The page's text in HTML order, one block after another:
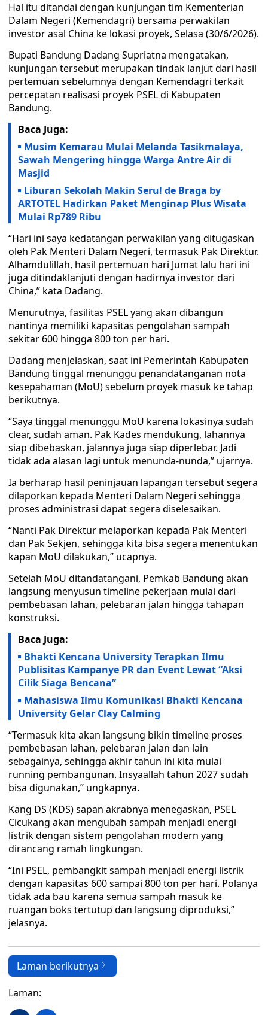
Hal itu ditandai dengan kunjungan tim Kementerian
Dalam Negeri (Kemendagri) bersama perwakilan
investor asal China ke lokasi proyek, Selasa (30/6/2026).
Bupati Bandung Dadang Supriatna mengatakan,
kunjungan tersebut merupakan tindak lanjut dari hasil
pertemuan sebelumnya dengan Kemendagri terkait
percepatan realisasi proyek PSEL di Kabupaten
Bandung.
Baca Juga:
Musim Kemarau Mulai Melanda Tasikmalaya,
Sawah Mengering hingga Warga Antre Air di
Masjid
Liburan Sekolah Makin Seru! de Braga by
ARTOTEL Hadirkan Paket Menginap Plus Wisata
Mulai Rp789 Ribu
“Hari ini saya kedatangan perwakilan yang ditugaskan
oleh Pak Menteri Dalam Negeri, termasuk Pak Direktur.
Alhamdulillah, hasil pertemuan hari Jumat lalu hari ini
juga ditindaklanjuti dengan hadirnya investor dari
China,” kata Dadang.
Menurutnya, fasilitas PSEL yang akan dibangun
nantinya memiliki kapasitas pengolahan sampah
sekitar 600 hingga 800 ton per hari.
Dadang menjelaskan, saat ini Pemerintah Kabupaten
Bandung tinggal menunggu penandatanganan nota
kesepahaman (MoU) sebelum proyek masuk ke tahap
berikutnya.
“Saya tinggal menunggu MoU karena lokasinya sudah
clear, sudah aman. Pak Kades mendukung, lahannya
siap dibebaskan, jalannya juga siap diperlebar. Jadi
tidak ada alasan lagi untuk menunda-nunda,” ujarnya.
Ia berharap hasil peninjauan lapangan tersebut segera
dilaporkan kepada Menteri Dalam Negeri sehingga
proses administrasi dapat segera diselesaikan.
“Nanti Pak Direktur melaporkan kepada Pak Menteri
dan Pak Sekjen, sehingga kita bisa segera menentukan
kapan MoU dilakukan,” ucapnya.
Setelah MoU ditandatangani, Pemkab Bandung akan
langsung menyusun timeline pekerjaan mulai dari
pembebasan lahan, pelebaran jalan hingga tahapan
konstruksi.
Baca Juga:
Bhakti Kencana University Terapkan Ilmu
Publisitas Kampanye PR dan Event Lewat “Aksi
Cilik Siaga Bencana”
Mahasiswa Ilmu Komunikasi Bhakti Kencana
University Gelar Clay Calming
“Termasuk kita akan langsung bikin timeline proses
pembebasan lahan, pelebaran jalan dan lain
sebagainya, sehingga akhir tahun ini kita mulai
running pembangunan. Insyaallah tahun 2027 sudah
bisa digunakan,” ungkapnya.
Kang DS (KDS) sapan akrabnya menegaskan, PSEL
Cicukang akan mengubah sampah menjadi energi
listrik dengan sistem pengolahan modern yang
dirancang ramah lingkungan.
“Ini PSEL, pembangkit sampah menjadi energi listrik
dengan kapasitas 600 sampai 800 ton per hari. Polanya
tidak ada bau karena semua sampah masuk ke
ruangan boks tertutup dan langsung diproduksi,”
jelasnya.
Laman berikutnya
Laman: